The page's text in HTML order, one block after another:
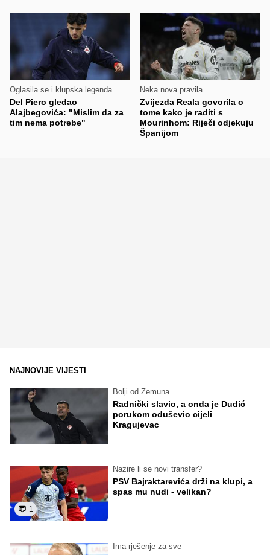
Oglasila se i klupska legenda
Del Piero gledao
Alajbegovića: "Mislim da za
tim nema potrebe"
Neka nova pravila
Zvijezda Reala govorila o
tome kako je raditi s
Mourinhom: Riječi odjekuju
Španijom
NAJNOVIJE VIJESTI
Bolji od Zemuna
Radnički slavio, a onda je Dudić
porukom oduševio cijeli
Kragujevac
1
Nazire li se novi transfer?
PSV Bajraktarevića drži na klupi, a
spas mu nudi - velikan?
Ima rješenje za sve